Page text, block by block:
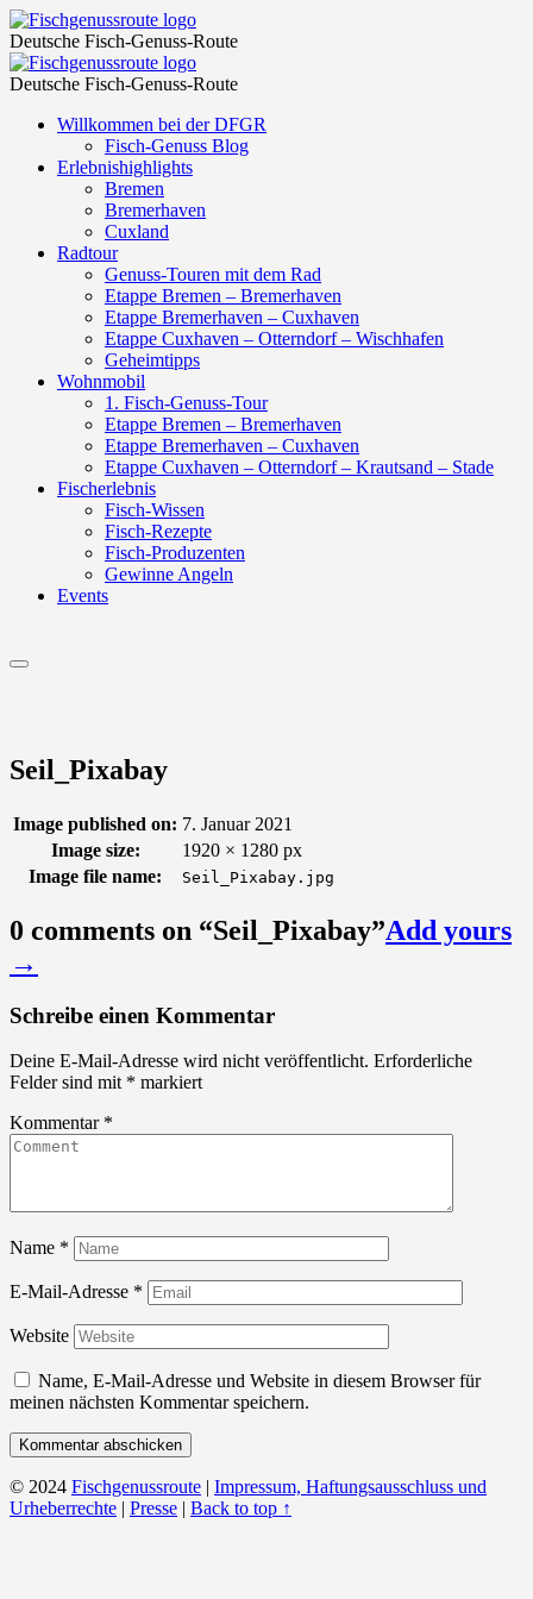
Seil_Pixabay
–
Fischgenussroute
Fischgenussroute
Deutsche Fisch-Genuss-Route
Seil_Pixabay
–
Fischgenussroute
Fischgenussroute
Deutsche Fisch-Genuss-Route
Skip
content
Willkommen bei der DFGR
Fisch-Genuss Blog
Erlebnishighlights
Bremen
Bremerhaven
Cuxland
Radtour
Genuss-Touren mit dem Rad
Etappe Bremen – Bremerhaven
Etappe Bremerhaven – Cuxhaven
Etappe Cuxhaven – Otterndorf – Wischhafen
Geheimtipps
Wohnmobil
1. Fisch-Genuss-Tour
Etappe Bremen – Bremerhaven
Etappe Bremerhaven – Cuxhaven
Etappe Cuxhaven – Otterndorf – Krautsand – Stade
Fischerlebnis
Fisch-Wissen
Fisch-Rezepte
Fisch-Produzenten
Gewinne Angeln
Events
Menu
Seil_Pixabay
Image published on: 7. Januar 2021
Image size:
1920 × 1280 px
Image file name:
Seil_Pixabay.jpg
0 comments on “Seil_Pixabay”Add yours
→
Schreibe einen Kommentar
Deine E-Mail-Adresse wird nicht veröffentlicht. Erforderliche
Felder sind mit * markiert
Kommentar *
Name *
E-Mail-Adresse *
Website
Name, E-Mail-Adresse und Website in diesem Browser für
meinen nächsten Kommentar speichern.
© 2024 Fischgenussroute | Impressum, Haftungsausschluss und
Urheberrechte | Presse | Back to top ↑